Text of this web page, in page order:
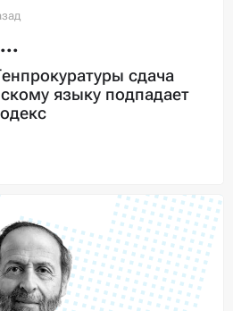
сдача
языку подпадает